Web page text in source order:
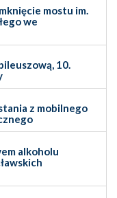
mostu im.
we
10.
z mobilnego
alkoholu